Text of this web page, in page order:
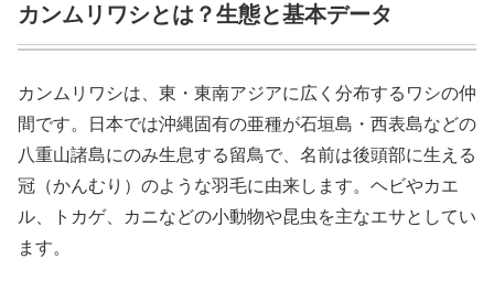
カンムリワシとは？生態と基本データ
カンムリワシは、東・東南アジアに広く分布するワシの仲
間です。日本では沖縄固有の亜種が石垣島・西表島などの
八重山諸島にのみ生息する留鳥で、名前は後頭部に生える
冠（かんむり）のような羽毛に由来します。ヘビやカエ
ル、トカゲ、カニなどの小動物や昆虫を主なエサとしてい
ます。